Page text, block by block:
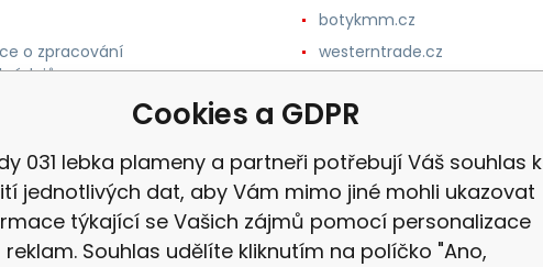
o zpracování
údajů
botykmm.cz
westerntrade.cz
Cookies a GDPR
031 lebka plameny a partneři potřebují Váš souhlas k
jednotlivých dat, aby Vám mimo jiné mohli ukazovat
týkající se Vašich zájmů pomocí personalizace
reklam. Souhlas udělíte kliknutím na políčko "Ano,